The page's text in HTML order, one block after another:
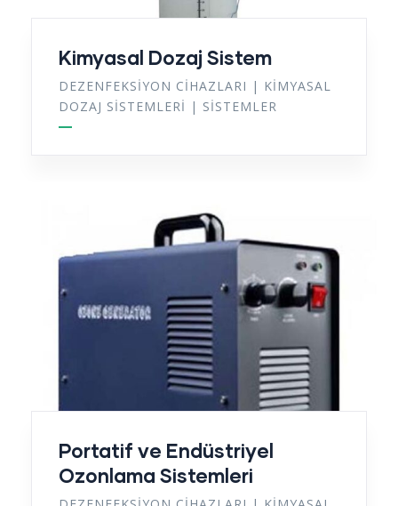
Kimyasal Dozaj Sistem
DEZENFEKSIYON CIHAZLARI | KIMYASAL
DOZAJ SISTEMLERI | SISTEMLER
Portatif ve Endüstriyel
Ozonlama Sistemleri